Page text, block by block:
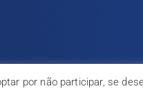
por não participar, se